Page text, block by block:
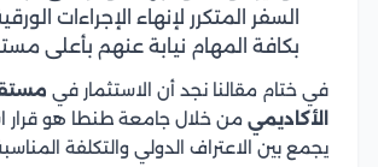
السفر المتكرر لإنهاء الإجراءات
بكافة المهام نيابة عنهم بأعلى
في ختام مقالنا نجد أن الاستثمار في
الأكاديمي من خلال جامعة طنطا هو قرار
يجمع بين الاعتراف الدولي والتكلفة